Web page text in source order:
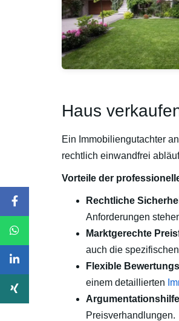
Haus
Ein Immobiliengutachter
rechtlich einwandfrei
Vorteile der
Rechtliche
Anforderungen
Marktgerechte
auch die
Flexible
einem detaillierten
Preisverhandlungen.